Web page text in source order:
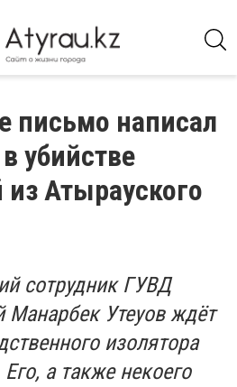
написал
убийстве
Атырауского
сотрудник ГУВД
Манарбек Утеуов ждёт
изолятора
а также некоего